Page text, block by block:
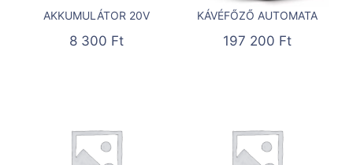
AKKUMULÁTOR 20V
8 300 Ft
KÁVÉFŐZŐ AUTOMATA
197 200 Ft